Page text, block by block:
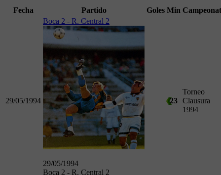
Fecha Partido Goles Min
29/05/1994
Boca 2 - R. Central 2
29/05/1994
Boca 2 - R. Central 2
23
Torneo
Clausura
1994